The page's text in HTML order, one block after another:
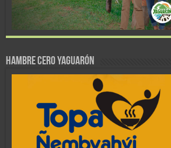
Hambre Cero Yaguarón